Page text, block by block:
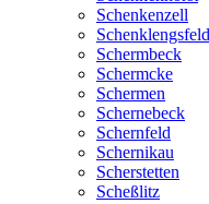
Schenkenzell
Schenklengsfeld
Schermbeck
Schermcke
Schermen
Schernebeck
Schernfeld
Schernikau
Scherstetten
Scheßlitz